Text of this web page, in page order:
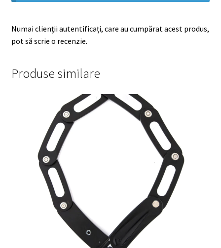
Numai clienții autentificați, care au cumpărat acest produs,
pot să scrie o recenzie.
Produse similare